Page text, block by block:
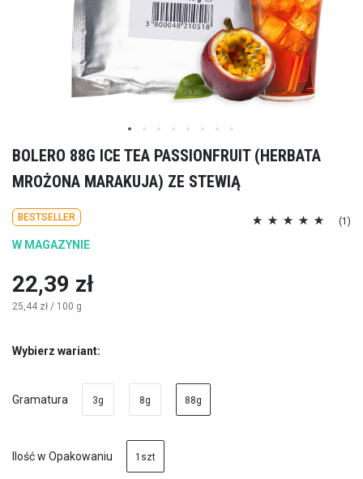
BOLERO 88G ICE TEA PASSIONFRUIT (HERBATA
MROŻONA MARAKUJA) ZE STEWIĄ
BESTSELLER
Ocena:
(1)
W MAGAZYNIE
22,39 zł
25,44 zł / 100 g
Wybierz wariant:
Gramatura 3g 8g 88g
Ilość w Opakowaniu 1szt
Przejdź
na
początek